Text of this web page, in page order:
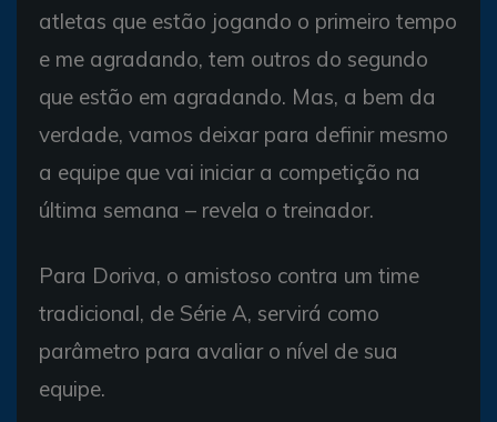
atletas que estão jogando o primeiro tempo
e me agradando, tem outros do segundo
que estão em agradando. Mas, a bem da
verdade, vamos deixar para definir mesmo
a equipe que vai iniciar a competição na
última semana – revela o treinador.
Para Doriva, o amistoso contra um time
tradicional, de Série A, servirá como
parâmetro para avaliar o nível de sua
equipe.